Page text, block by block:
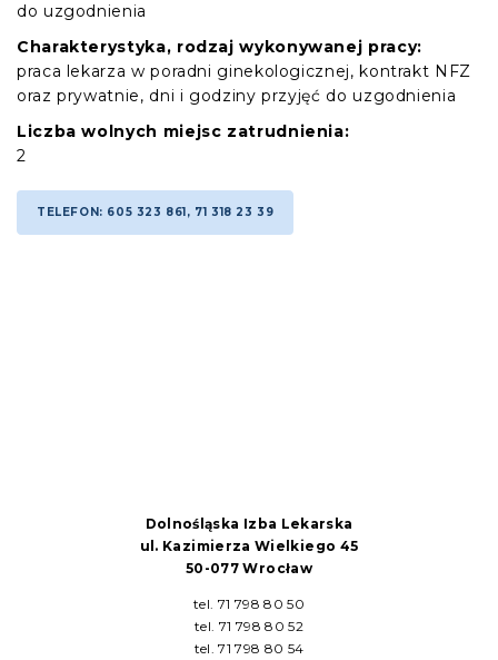
do uzgodnienia
Charakterystyka, rodzaj wykonywanej pracy:
praca lekarza w poradni ginekologicznej, kontrakt NFZ
oraz prywatnie, dni i godziny przyjęć do uzgodnienia
Liczba wolnych miejsc zatrudnienia:
2
TELEFON: 605 323 861, 71 318 23 39
Dolnośląska Izba Lekarska
ul. Kazimierza Wielkiego 45
50-077 Wrocław
tel. 71 798 80 50
tel. 71 798 80 52
tel. 71 798 80 54